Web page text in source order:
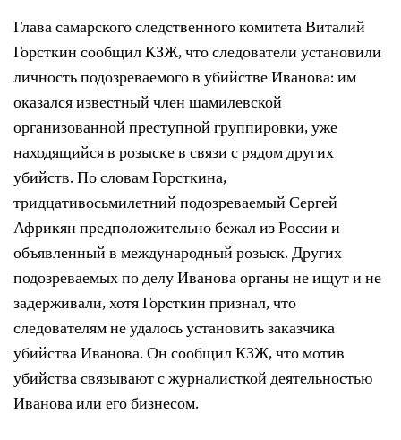
Глава самарского следственного комитета Виталий
Горсткин сообщил КЗЖ, что следователи установили
личность подозреваемого в убийстве Иванова: им
оказался известный член шамилевской
организованной преступной группировки, уже
находящийся в розыске в связи с рядом других
убийств. По словам Горсткина,
тридцативосьмилетний подозреваемый Сергей
Африкян предположительно бежал из России и
объявленный в международный розыск. Других
подозреваемых по делу Иванова органы не ищут и не
задерживали, хотя Горсткин признал, что
следователям не удалось установить заказчика
убийства Иванова. Он сообщил КЗЖ, что мотив
убийства связывают с журналисткой деятельностью
Иванова или его бизнесом.